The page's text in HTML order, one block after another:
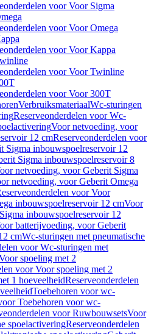
voor Voor Sigma
voor Voor Omega
voor Voor Kappa
voor Voor Twinline
voor Voor 300T
VerbruiksmateriaalWc-sturingen
Reserveonderdelen voor Wc-
Voor netvoeding, voor
12 cmReserveonderdelen voor
Sigma inbouwspoelreservoir 12
Sigma inbouwspoelreservoir 8
netvoeding, voor Geberit Sigma
netvoeding, voor Geberit Omega
voor Voor
inbouwspoelreservoir 12 cmVoor
inbouwspoelreservoir 12
batterijvoeding, voor Geberit
cmWc-sturingen met pneumatische
voor Wc-sturingen met
spoeling met 2
voor Voor spoeling met 2
1 hoeveelheidReserveonderdelen
Toebehoren voor wc-
Toebehoren voor wc-
voor RuwbouwsetsVoor
spoelactiveringReserveonderdelen